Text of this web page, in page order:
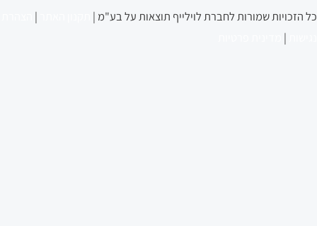
וקבלת
עדכונים
כל הזכויות שמורות לחברת לוילייף תוצאות על בע"מ | |
|